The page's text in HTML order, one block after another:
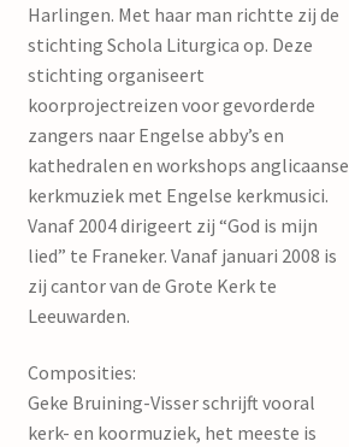
Harlingen. Met haar man richtte zij de
stichting Schola Liturgica op. Deze
stichting organiseert
koorprojectreizen voor gevorderde
zangers naar Engelse abby’s en
kathedralen en workshops anglicaanse
kerkmuziek met Engelse kerkmusici.
Vanaf 2004 dirigeert zij “God is mijn
lied” te Franeker. Vanaf januari 2008 is
zij cantor van de Grote Kerk te
Leeuwarden.
Composities:
Geke Bruining-Visser schrijft vooral
kerk- en koormuziek, het meeste is